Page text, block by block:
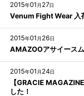
2015年01 月 27日
Venum Fight Wear 入
2015年01 月 26日
AMAZOOアサイース
2015年01 月 24日
【GRACIE
した！